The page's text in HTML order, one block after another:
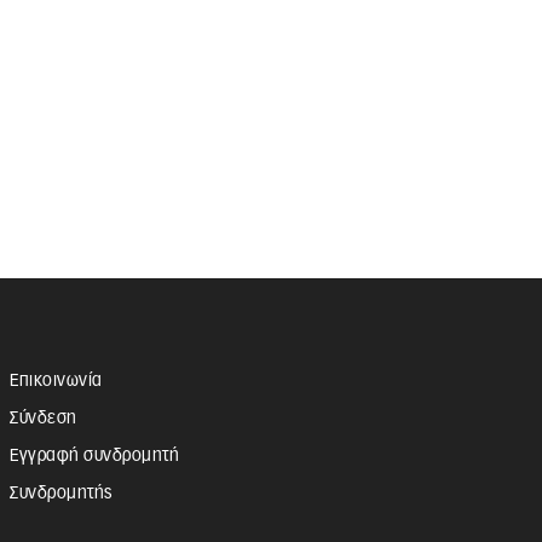
Επικοινωνία
Σύνδεση
Εγγραφή συνδρομητή
Συνδρομητής